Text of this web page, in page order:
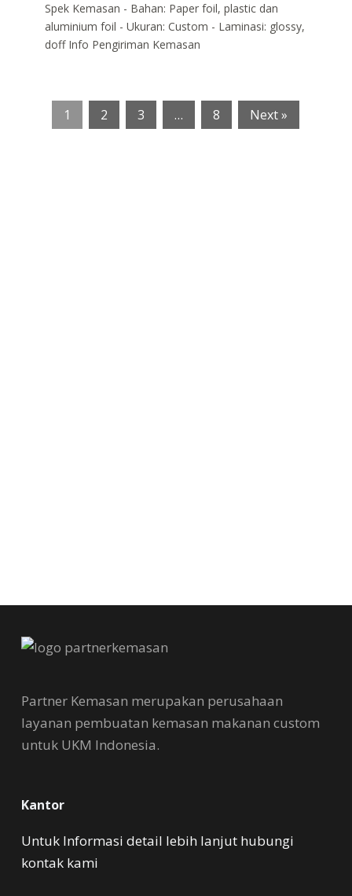
Spek Kemasan - Bahan: Paper foil, plastic dan
aluminium foil - Ukuran: Custom - Laminasi: glossy,
doff Info Pengiriman Kemasan
1 2 3 … 8 Next »
Partner Kemasan merupakan perusahaan
layanan pembuatan kemasan makanan custom
untuk UKM Indonesia.
Kantor
Untuk Informasi detail lebih lanjut hubungi
kontak kami